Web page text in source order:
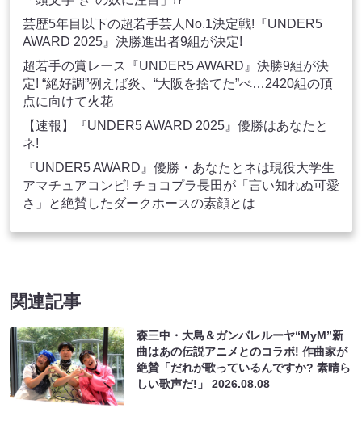
芸歴5年目以下の超若手芸人No.1決定戦!『UNDER5
AWARD 2025』決勝進出者9組が決定!
超若手の賞レース『UNDER5 AWARD』決勝9組が決
定! “絶好調”例えば炎、“大阪を捨てた”ぺ…2420組の頂
点に向けて火花
【速報】『UNDER5 AWARD 2025』優勝はあなたと
ネ!
『UNDER5 AWARD』優勝・あなたとネは現役大学生
アマチュアコンビ! チョコプラ長田が「言い知れぬ可愛
さ」と絶賛したダークホースの素顔とは
関連記事
森三中・大島＆ガンバレルーヤ“MyM”新
曲はあの伝説アニメとのコラボ! 作曲家が
絶賛「だれが歌っているんですか? 素晴ら
しい歌声だ!」2026.08.08